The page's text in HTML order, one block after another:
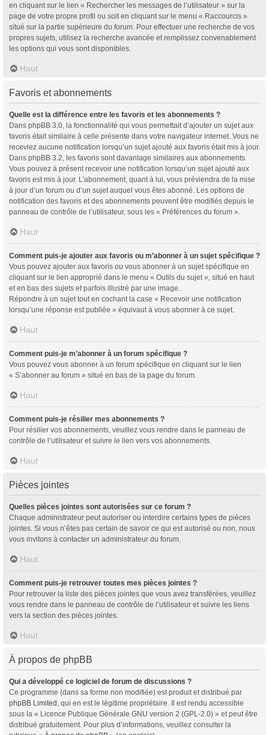
en cliquant sur le lien « Rechercher les messages de l’utilisateur » sur la
page de votre propre profil ou soit en cliquant sur le menu « Raccourcis »
situé sur la partie supérieure du forum. Pour effectuer une recherche de vos
propres sujets, utilisez la recherche avancée et remplissez convenablement
les options qui vous sont disponibles.
Haut
Favoris et abonnements
Quelle est la différence entre les favoris et les abonnements ?
Dans phpBB 3.0, la fonctionnalité qui vous permettait d’ajouter un sujet aux
favoris était similaire à celle présente dans votre navigateur internet. Vous ne
receviez aucune notification lorsqu’un sujet ajouté aux favoris était mis à jour.
Dans phpBB 3.2, les favoris sont davantage similaires aux abonnements.
Vous pouvez à présent recevoir une notification lorsqu’un sujet ajouté aux
favoris est mis à jour. L’abonnement, quant à lui, vous préviendra de la mise
à jour d’un forum ou d’un sujet auquel vous êtes abonné. Les options de
notification des favoris et des abonnements peuvent être modifiés depuis le
panneau de contrôle de l’utilisateur, sous les « Préférences du forum ».
Haut
Comment puis-je ajouter aux favoris ou m’abonner à un sujet spécifique ?
Vous pouvez ajouter aux favoris ou vous abonner à un sujet spécifique en
cliquant sur le lien approprié dans le menu « Outils du sujet », situé en haut
et en bas des sujets et parfois illustré par une image.
Répondre à un sujet tout en cochant la case « Recevoir une notification
lorsqu’une réponse est publiée » équivaut à vous abonner à ce sujet.
Haut
Comment puis-je m’abonner à un forum spécifique ?
Vous pouvez vous abonner à un forum spécifique en cliquant sur le lien
« S’abonner au forum » situé en bas de la page du forum.
Haut
Comment puis-je résilier mes abonnements ?
Pour résilier vos abonnements, veuillez vous rendre dans le panneau de
contrôle de l’utilisateur et suivre le lien vers vos abonnements.
Haut
Pièces jointes
Quelles pièces jointes sont autorisées sur ce forum ?
Chaque administrateur peut autoriser ou interdire certains types de pièces
jointes. Si vous n’êtes pas certain de savoir ce qui est autorisé ou non, nous
vous invitons à contacter un administrateur du forum.
Haut
Comment puis-je retrouver toutes mes pièces jointes ?
Pour retrouver la liste des pièces jointes que vous avez transférées, veuillez
vous rendre dans le panneau de contrôle de l’utilisateur et suivre les liens
vers la section des pièces jointes.
Haut
À propos de phpBB
Qui a développé ce logiciel de forum de discussions ?
Ce programme (dans sa forme non modifiée) est produit et distribué par
phpBB Limited, qui en est le légitime propriétaire. Il est rendu accessible
sous la « Licence Publique Générale GNU version 2 (GPL-2.0) » et peut être
distribué gratuitement. Pour plus d’informations, veuillez consulter la